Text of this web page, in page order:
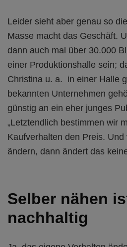
Leider sieht aber genau so
Masse macht das Geschäft.
dann auch mal über 30.000
einer Produktionshalle sein;
Christina u. a. in einer Halle
bekannten Unternehmen
günstig an ein eher junges
„Letztendlich bestimmen wir
Kaufverhalten den Preis.
ändern, dann ändert das
Selber nähen
nachhaltig